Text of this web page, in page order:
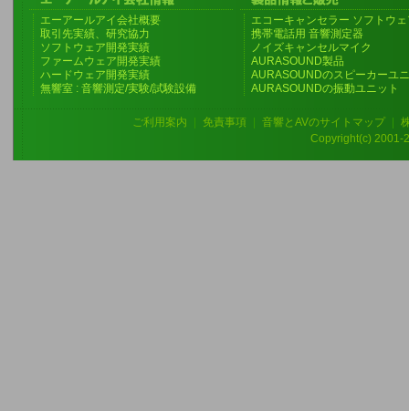
エーアールアイ会社概要
取引先実績、研究協力
ソフトウェア開発実績
ファームウェア開発実績
ハードウェア開発実績
無響室 : 音響測定/実験/試験設備
エコーキャンセラー ソフトウ
携帯電話用 音響測定器
ノイズキャンセルマイク
AURASOUND製品
AURASOUNDのスピーカーユ
AURASOUNDの振動ユニット
ご利用案内 免責事項 音響とAVのサイトマップ
Copyright(c) 2001-